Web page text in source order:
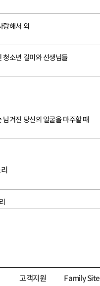
랑해서 외
청소년 길미와 선생님들
남겨진 당신의 얼굴을 마주할 때
고객지원 Family